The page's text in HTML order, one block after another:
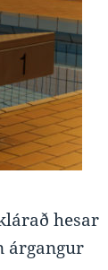
hesar
árgangur